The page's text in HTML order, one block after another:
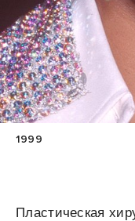
1999
Пластическая